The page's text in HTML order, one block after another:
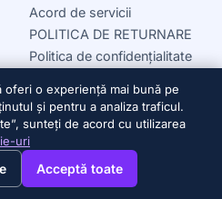
English? ×
Acord de servicii
POLITICA DE RETURNARE
Politica de confidențialitate
—Un brand al Draconis
rezervate.
o experiență mai bună pe
și pentru a analiza traficul.
sunteți de acord cu utilizarea
uri
Acceptă toate